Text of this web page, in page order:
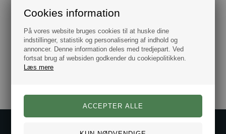
Cookies information
På vores website bruges cookies til at huske dine
indstillinger, statistik og personalisering af indhold og
annoncer. Denne information deles med tredjepart. Ved
fortsat brug af websiden godkender du cookiepolitikken.
Læs mere
Smarte og flotte manchetknapper i et gearknop design af
Manchetknapperne leveres i flot gaveæske.
Varenr.: 10101149
Kontakt os på